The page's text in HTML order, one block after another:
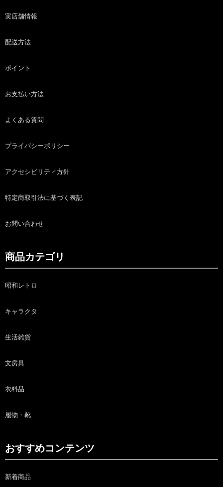
実店舗情報
配送方法
ポイント
お支払い方法
よくある質問
プライバシーポリシー
アクセシビリティ方針
特定商取引法に基づく表記
お問い合わせ
商品カテゴリ
昭和レトロ
キャラクタ
生活雑貨
文房具
衣料品
履物・靴
おすすめコンテンツ
新着商品